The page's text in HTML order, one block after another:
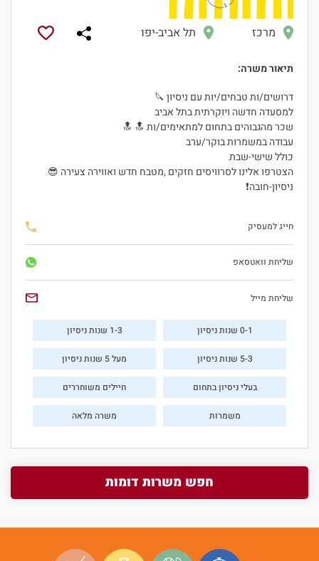
מרכז תל אביב-יפו
תיאור משרה:
דרושים/ות טבחים/יות עם ניסיון 🔪
למסעדה חדשה ויוקרתית בתל אביב
שכר מהגבוהים בתחום למתאימים/ות 🔝 🔝
עבודה במשמרות בוקר/ערב
כולל שישי-שבת
הצטרפו אלינו לסרוויסים חזקים ,מטבח חדש ואווירה צעירה 😎
ניסיון-חובה❗
חייג למעסיק
שליחת וואטסאפ
שליחת מייל
0-1 שנות ניסיון 1-3 שנות ניסיון
5-3 שנות ניסיון מעל 5 שנות ניסיון
בעלי ניסיון בתחום חיילים משוחררים
משמרות משרה מלאה
חפש משרות דומות
היי, אני סיגי
ג'וב רסט.